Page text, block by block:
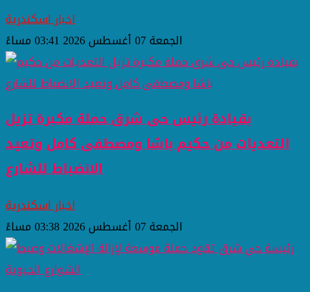
اخبار اسكندرية
الجمعة 07 أغسطس 2026 03:41 مساءً
بقيادة رئيس حى شرق حملة مكبرة تزيل
التعديات من حكيم باشا ومصطفى كامل وتعيد
الانضباط للشارع
اخبار اسكندرية
الجمعة 07 أغسطس 2026 03:38 مساءً